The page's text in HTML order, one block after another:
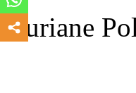
Auriane